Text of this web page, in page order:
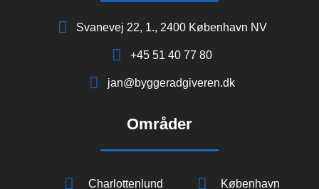
Svanevej 22, 1., 2400 København NV
+45 51 40 77 80
jan@byggeradgiveren.dk
Områder
Charlottenlund København